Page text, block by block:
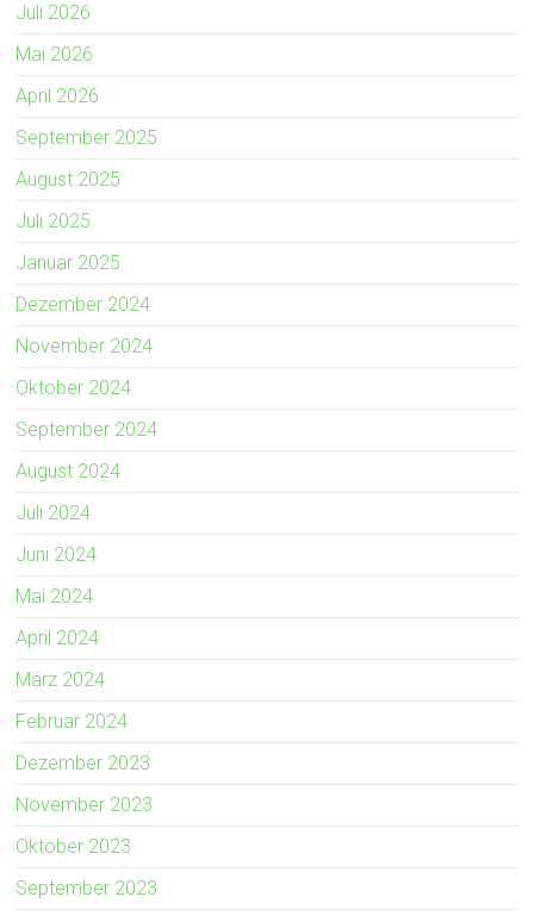
Juli 2026
Mai 2026
April 2026
September 2025
August 2025
Juli 2025
Januar 2025
Dezember 2024
November 2024
Oktober 2024
September 2024
August 2024
Juli 2024
Juni 2024
Mai 2024
April 2024
März 2024
Februar 2024
Dezember 2023
November 2023
Oktober 2023
September 2023